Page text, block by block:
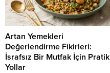
Artan Yemekleri
Değerlendirme Fikirleri:
İsrafsız Bir Mutfak İçin Pratik
Yollar